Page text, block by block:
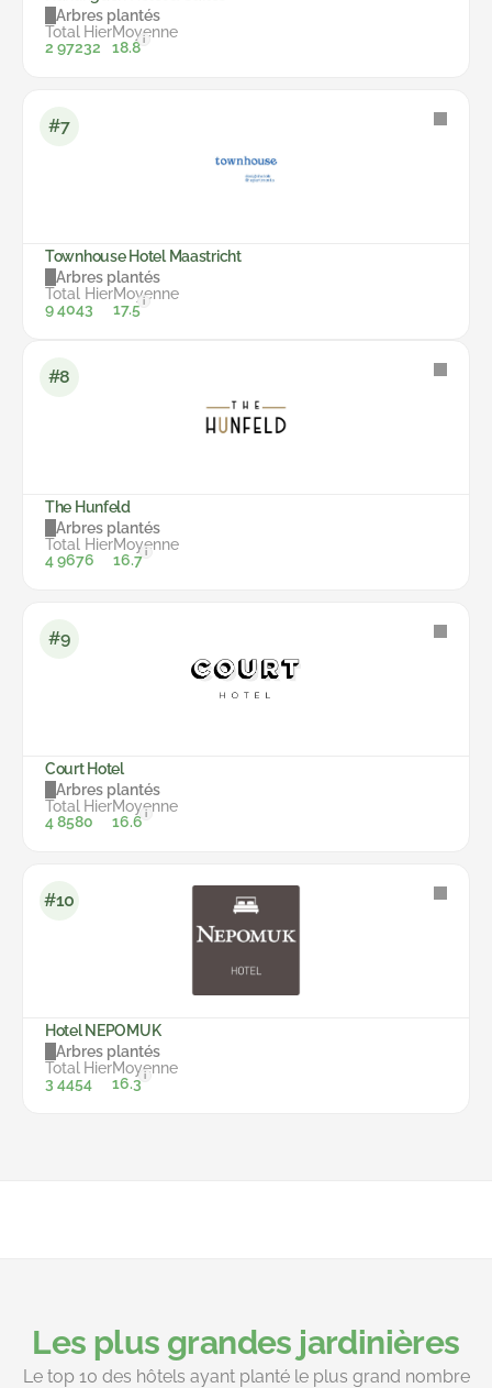
Arbres plantés
Total
2 972
Hier
32
Moyenne
18.8 i
#7
Townhouse Hotel Maastricht
Arbres plantés
Total
9 404
Hier
3
Moyenne
17.5 i
#8
The Hunfeld
Arbres plantés
Total
4 967
Hier
6
Moyenne
16.7 i
#9
Court Hotel
Arbres plantés
Total
4 858
Hier
0
Moyenne
16.6 i
#10
Hotel NEPOMUK
Arbres plantés
Total
3 445
Hier
4
Moyenne
16.3 i
Les plus grandes jardinières
Le top 10 des hôtels ayant planté le plus grand nombre